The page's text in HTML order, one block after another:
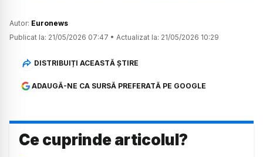
Autor: Euronews
Publicat la: 21/05/2026 07:47 • Actualizat la: 21/05/2026 10:29
DISTRIBUIȚI ACEASTĂ ȘTIRE
ADAUGĂ-NE CA SURSĂ PREFERATĂ PE GOOGLE
Ce cuprinde articolul?